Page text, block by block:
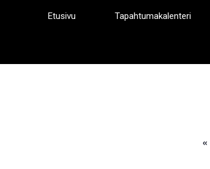
Etusivu Tapahtumakalenteri